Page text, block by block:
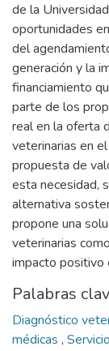
de la
oportunidades
del
generación y la
financiamiento
parte de los
real en la oferta
veterinarias en
propuesta de
esta necesidad,
alternativa
propone una
veterinarias
impacto positivo
Palabras
Diagnóstico
médicas ,